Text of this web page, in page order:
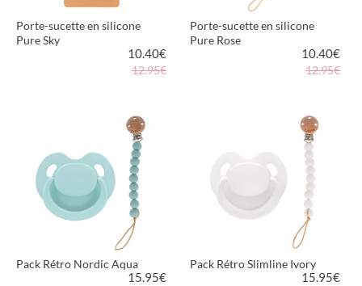
Porte-sucette en silicone
Pure Sky
10.40€
12.95€
VOIR LE PRODUIT
Porte-sucette en silicone
Pure Rose
10.40€
12.95€
VOIR LE PRODUIT
Pack Rétro Nordic Aqua
15.95€
Pack Rétro Slimline Ivory
15.95€